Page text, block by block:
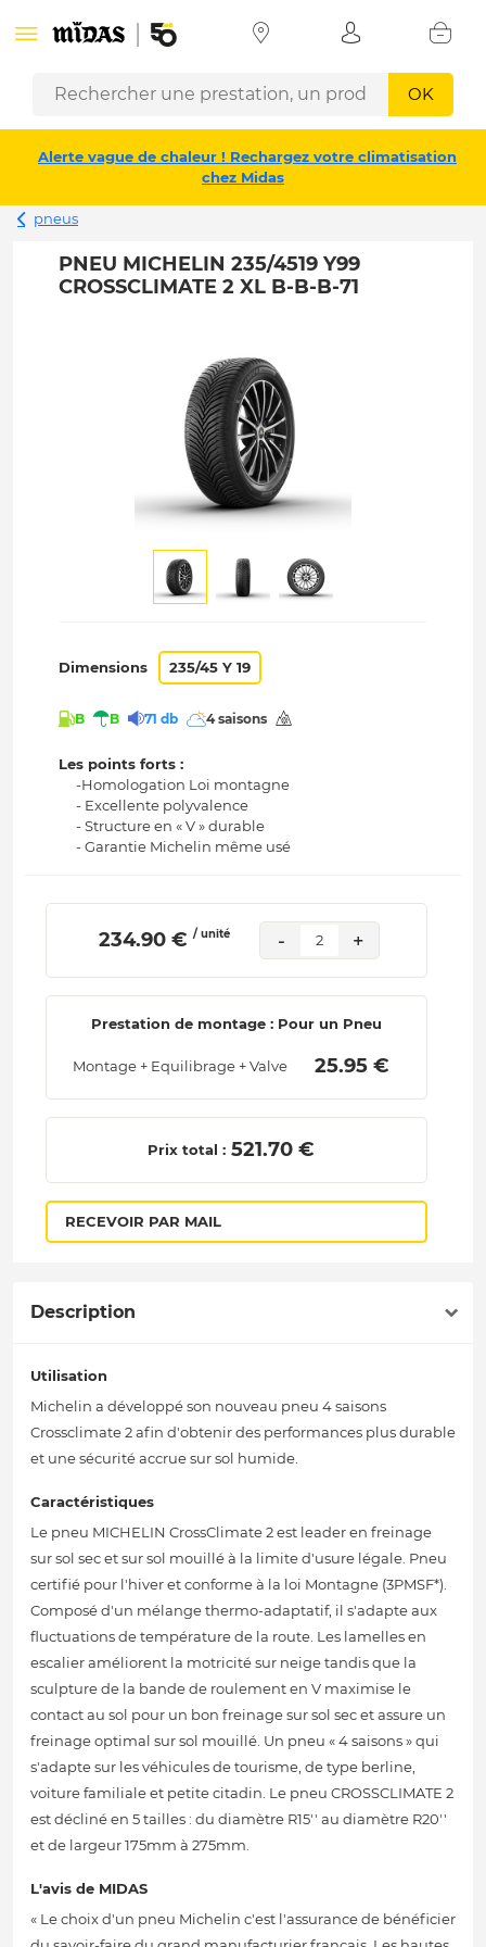
OK
Alerte vague de chaleur ! Rechargez votre climatisation
chez Midas
pneus
PNEU MICHELIN 235/4519 Y99
CROSSCLIMATE 2 XL B-B-B-71
Dimensions 235/45 Y 19
B B 71 db 4 saisons
Les points forts :
-Homologation Loi montagne
- Excellente polyvalence
- Structure en « V » durable
- Garantie Michelin même usé
234.90 € / unité - 2 +
Prestation de montage : Pour un Pneu
Montage + Equilibrage + Valve 25.95 €
Prix total : 521.70 €
RECEVOIR PAR MAIL
Description
Utilisation
Michelin a développé son nouveau pneu 4 saisons
Crossclimate 2 afin d'obtenir des performances plus durable
et une sécurité accrue sur sol humide.
Caractéristiques
Le pneu MICHELIN CrossClimate 2 est leader en freinage
sur sol sec et sur sol mouillé à la limite d'usure légale. Pneu
certifié pour l'hiver et conforme à la loi Montagne (3PMSF*).
Composé d'un mélange thermo-adaptatif, il s'adapte aux
fluctuations de température de la route. Les lamelles en
escalier améliorent la motricité sur neige tandis que la
sculpture de la bande de roulement en V maximise le
contact au sol pour un bon freinage sur sol sec et assure un
freinage optimal sur sol mouillé. Un pneu « 4 saisons » qui
s'adapte sur les véhicules de tourisme, de type berline,
voiture familiale et petite citadin. Le pneu CROSSCLIMATE 2
est décliné en 5 tailles : du diamètre R15'' au diamètre R20''
et de largeur 175mm à 275mm.
L'avis de MIDAS
« Le choix d'un pneu Michelin c'est l'assurance de bénéficier